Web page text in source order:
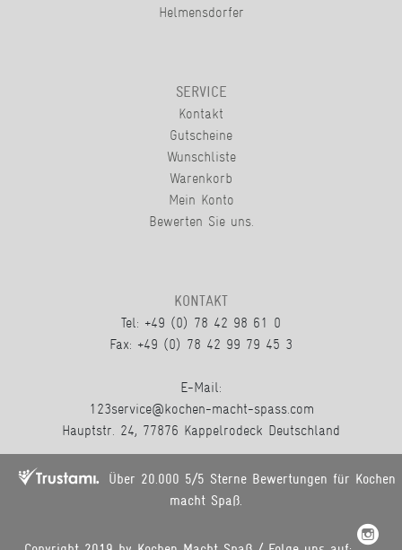
Helmensdorfer
SERVICE
Kontakt
Gutscheine
Wunschliste
Warenkorb
Mein Konto
Bewerten Sie uns.
KONTAKT
Tel: +49 (0) 78 42 98 61 0
Fax: +49 (0) 78 42 99 79 45 3
E-Mail:
123service@kochen-macht-spass.com
Hauptstr. 24, 77876 Kappelrodeck Deutschland
Über 20.000 5/5 Sterne Bewertungen für Kochen
macht Spaß.